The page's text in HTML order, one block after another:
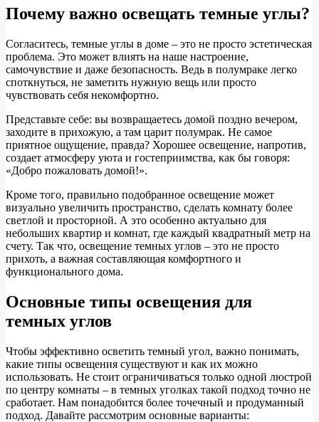
Почему важно освещать темные углы?
Согласитесь, темные углы в доме – это не просто эстетическая
проблема. Это может влиять на наше настроение,
самочувствие и даже безопасность. Ведь в полумраке легко
споткнуться, не заметить нужную вещь или просто
чувствовать себя некомфортно.
Представьте себе: вы возвращаетесь домой поздно вечером,
заходите в прихожую, а там царит полумрак. Не самое
приятное ощущение, правда? Хорошее освещение, напротив,
создает атмосферу уюта и гостеприимства, как бы говоря:
«Добро пожаловать домой!».
Кроме того, правильно подобранное освещение может
визуально увеличить пространство, сделать комнату более
светлой и просторной. А это особенно актуально для
небольших квартир и комнат, где каждый квадратный метр на
счету. Так что, освещение темных углов – это не просто
прихоть, а важная составляющая комфортного и
функционального дома.
Основные типы освещения для
темных углов
Чтобы эффективно осветить темный угол, важно понимать,
какие типы освещения существуют и как их можно
использовать. Не стоит ограничиваться только одной люстрой
по центру комнаты – в темных уголках такой подход точно не
сработает. Нам понадобится более точечный и продуманный
подход. Давайте рассмотрим основные варианты: